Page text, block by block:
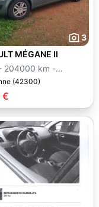
3
€
RENAULT MÉGANE II
-
(42300)